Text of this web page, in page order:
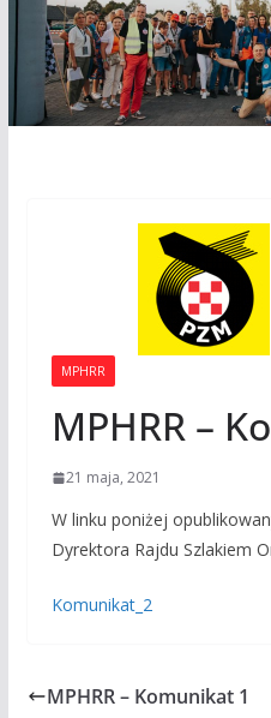
MPHRR
MPHRR –
21 maja, 2021
W linku poniżej
Dyrektora Rajdu Szlakiem
Komunikat_2
MPHRR – Komunikat 1